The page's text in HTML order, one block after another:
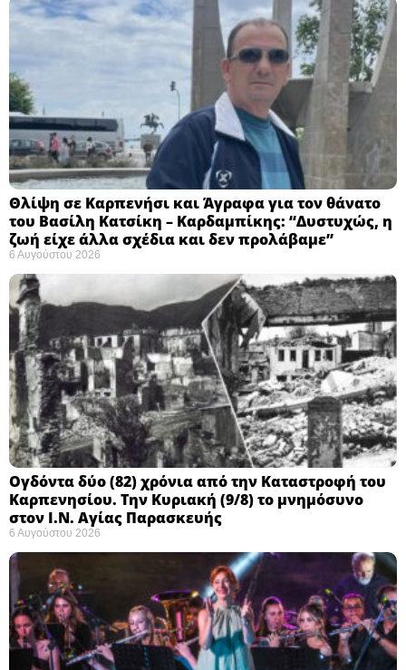
Θλίψη σε Καρπενήσι και Άγραφα για τον θάνατο
του Βασίλη Κατσίκη – Καρδαμπίκης: “Δυστυχώς, η
ζωή είχε άλλα σχέδια και δεν προλάβαμε”
6 Αυγούστου 2026
Ογδόντα δύο (82) χρόνια από την Καταστροφή του
Καρπενησίου. Την Κυριακή (9/8) το μνημόσυνο
στον Ι.Ν. Αγίας Παρασκευής
6 Αυγούστου 2026